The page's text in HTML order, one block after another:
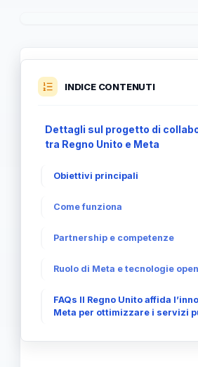
INDICE CONTENUTI
Dettagli sul progetto di
tra Regno Unito e Meta
Obiettivi principali
Come funziona
Partnership e competenze
Ruolo di Meta e tecnologie
FAQs Il Regno Unito affida
Meta per ottimizzare i servizi